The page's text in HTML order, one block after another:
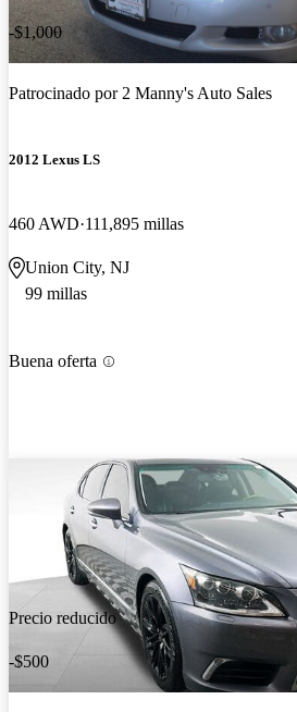
-$1,000
Patrocinado por2 Manny's Auto Sales
2012 Lexus LS
460 AWD 111,895 millas
Union City, NJ
99 millas
Buena oferta
Precio reducido
-$500